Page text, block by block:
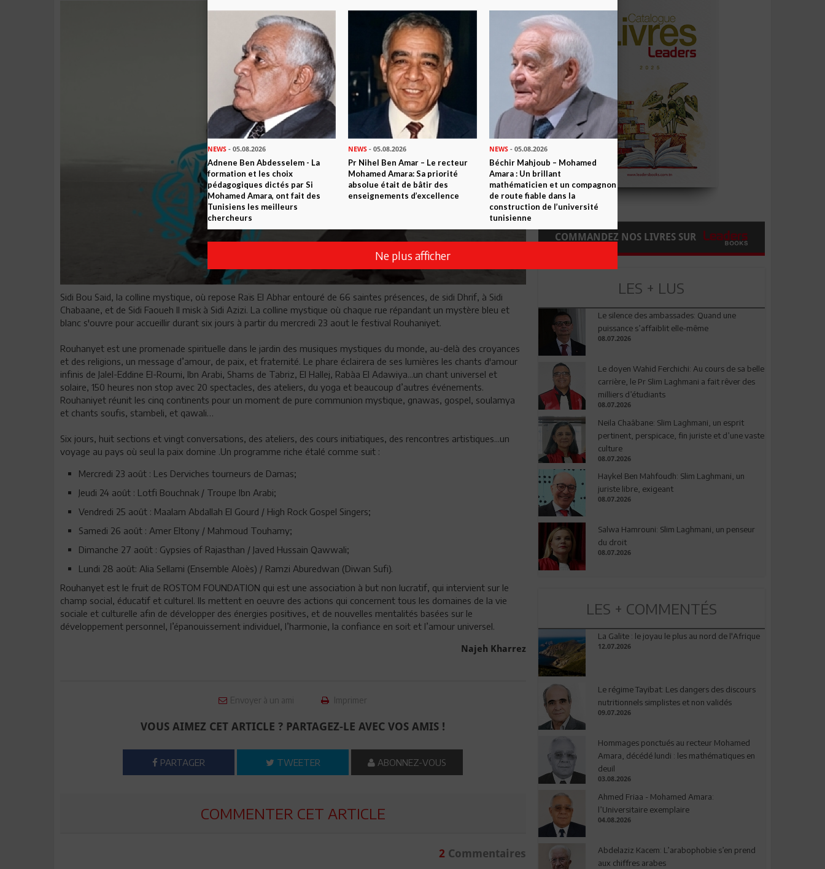
Sidi Bou Said, la colline mystique, où repose Raïs El Abhar entouré de 66 saintes présences, de sidi Dhrif, à Sidi
Chabaane, et de Sidi Faoueh ll misk à Sidi Azizi. La colline mystique où chaque rue répandant un mystère bleu et
blanc s'ouvre pour accueillir durant six jours à partir du mercredi 23 aout le festival Rouhaniyet.
Rouhanyet est une promenade spirituelle dans le jardin des musiques mystiques du monde, au-delà des croyances
et des religions, un message d’amour, de paix, et fraternité. Le phare éclairera de ses lumières les chants d'amour
infinis de Jalel-Eddine El-Roumi, Ibn Arabi, Shams de Tabriz, El Hallej, Rabàa El Adawiya...un chant universel et
solaire, 150 heures non stop avec 20 spectacles, des ateliers, du yoga et beaucoup d’autres événements.
Rouhaniyet réunit les cinq continents pour un moment de pure communion mystique, gnawas, gospel, soulamya
et chants soufis, stambeli, et qawali…
Six jours, huit sections et vingt conversations, des ateliers, des cours initiatiques, des rencontres artistiques...un
voyage au pays où seul la paix domine .Un programme riche étalé comme suit :
Mercredi 23 août : Les Derviches tourneurs de Damas;
Jeudi 24 août : Lotfi Bouchnak / Troupe Ibn Arabi;
Vendredi 25 août : Maalam Abdallah El Gourd / High Rock Gospel Singers;
Samedi 26 août : Amer Eltony / Mahmoud Touhamy;
Dimanche 27 août : Gypsies of Rajasthan / Javed Hussain Qawwali;
Lundi 28 août: Alia Sellami (Ensemble Aloès) / Ramzi Aburedwan (Diwan Sufi).
Rouhanyet est le fruit de ROSTOM FOUNDATION qui est une association à but non lucratif, qui intervient sur le
champ social, éducatif et culturel. Ils mettent en oeuvre des actions qui concernent tous les domaines de la vie
sociale et culturelle afin de développer des énergies positives, et de nouvelles mentalités basées sur le
développement personnel, l’épanouissement individuel, l’harmonie, la confiance en soit et l’amour universel.
Najeh Kharrez
Envoyer à un ami Imprimer
VOUS AIMEZ CET ARTICLE ? PARTAGEZ-LE AVEC VOS AMIS !
PARTAGER TWEETER ABONNEZ-VOUS
COMMENTER CET ARTICLE
2Commentaires
COMMANDEZ NOS LIVRES SUR
LES + LUS
Le silence des ambassades: Quand une
puissance s’affaiblit elle-même
08.07.2026
Le doyen Wahid Ferchichi: Au cours de sa belle
carrière, le Pr Slim Laghmani a fait rêver des
milliers d’étudiants
08.07.2026
Neila Chaâbane: Slim Laghmani, un esprit
pertinent, perspicace, fin juriste et d’une vaste
culture
08.07.2026
Haykel Ben Mahfoudh: Slim Laghmani, un
juriste libre, exigeant
08.07.2026
Salwa Hamrouni: Slim Laghmani, un penseur
du droit
08.07.2026
LES + COMMENTÉS
La Galite : le joyau le plus au nord de l'Afrique
12.07.2026
Le régime Tayibat: Les dangers des discours
nutritionnels simplistes et non validés
09.07.2026
Hommages ponctués au recteur Mohamed
Amara, décédé lundi : les mathématiques en
deuil
03.08.2026
Ahmed Friaa - Mohamed Amara:
l’Universitaire exemplaire
04.08.2026
Abdelaziz Kacem: L’arabophobie s’en prend
aux chiffres arabes
NEWS - 05.08.2026
Adnene Ben Abdesselem - La
formation et les choix
pédagogiques dictés par Si
Mohamed Amara, ont fait des
Tunisiens les meilleurs
chercheurs
NEWS - 05.08.2026
Pr Nihel Ben Amar – Le recteur
Mohamed Amara: Sa priorité
absolue était de bâtir des
enseignements d’excellence
NEWS- 05.08.2026
Béchir Mahjoub – Mohamed
Amara : Un brillant
mathématicien et un compagnon
de route fiable dans la
construction de l’université
tunisienne
Ne plus afficher